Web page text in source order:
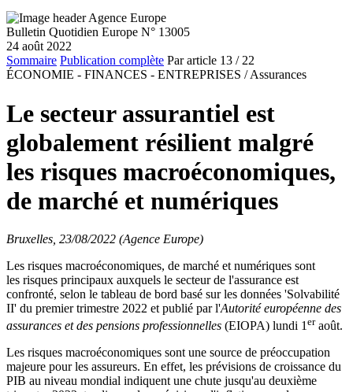
Bulletin Quotidien Europe N° 13005
24 août 2022
Sommaire Publication complète Par article 13 / 22
ÉCONOMIE - FINANCES - ENTREPRISES / Assurances
Le secteur assurantiel est
globalement résilient malgré
les risques macroéconomiques,
de marché et numériques
Bruxelles, 23/08/2022 (Agence Europe)
Les risques macroéconomiques, de marché et numériques sont
les risques principaux auxquels le secteur de l'assurance est
confronté, selon le tableau de bord basé sur les données 'Solvabilité
II' du premier trimestre 2022 et publié par l'Autorité européenne des
assurances et des pensions professionnelles (EIOPA) lundi 1 eraoût.
Les risques macroéconomiques sont une source de préoccupation
majeure pour les assureurs. En effet, les prévisions de croissance du
PIB au niveau mondial indiquent une chute jusqu'au deuxième